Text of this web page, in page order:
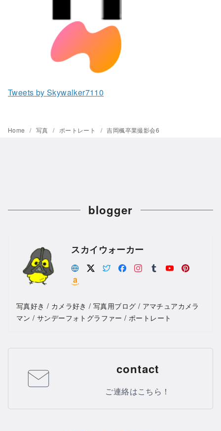
Tweets by Skywalker7110
Home 写真 ポートレート 吉岡楓卒業撮影会6
blogger
スカイウォーカー
写真好き / カメラ好き / 写真用ブログ / アマチュアカメラ
マン / サンデーフォトグラファー / ポートレート
contact
ご連絡はこちら！